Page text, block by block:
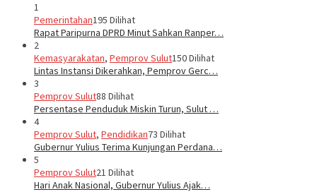
1
Pemerintahan195 Dilihat
Rapat Paripurna DPRD Minut Sahkan Ranper…
2
Kemasyarakatan, Pemprov Sulut150 Dilihat
Lintas Instansi Dikerahkan, Pemprov Gerc…
3
Pemprov Sulut88 Dilihat
Persentase Penduduk Miskin Turun, Sulut …
4
Pemprov Sulut, Pendidikan73 Dilihat
Gubernur Yulius Terima Kunjungan Perdana…
5
Pemprov Sulut21 Dilihat
Hari Anak Nasional, Gubernur Yulius Ajak…